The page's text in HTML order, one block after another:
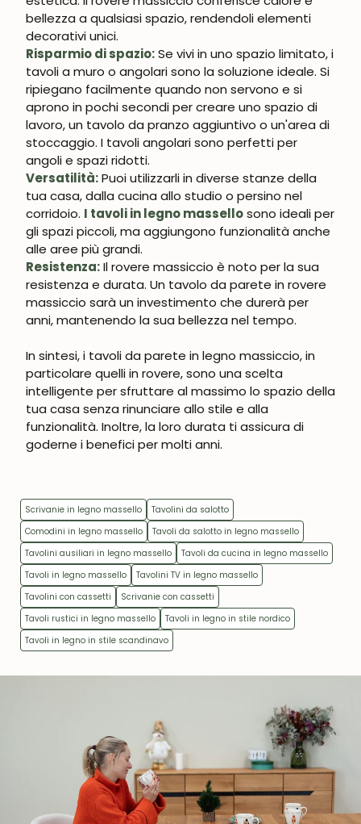
bellezza a qualsiasi spazio, rendendoli elementi
decorativi unici.
Risparmio di spazio:Se vivi in uno spazio limitato, i
tavoli a muro o angolari sono la soluzione ideale. Si
ripiegano facilmente quando non servono e si
aprono in pochi secondi per creare uno spazio di
lavoro, un tavolo da pranzo aggiuntivo o un'area di
stoccaggio. I tavoli angolari sono perfetti per
angoli e spazi ridotti.
Versatilità:Puoi utilizzarli in diverse stanze della
tua casa, dalla cucina allo studio o persino nel
corridoio. I tavoli in legno massellosono ideali per
gli spazi piccoli, ma aggiungono funzionalità anche
alle aree più grandi.
Resistenza:Il rovere massiccio è noto per la sua
resistenza e durata. Un tavolo da parete in rovere
massiccio sarà un investimento che durerà per
anni, mantenendo la sua bellezza nel tempo.
In sintesi, i tavoli da parete in legno massiccio, in
particolare quelli in rovere, sono una scelta
intelligente per sfruttare al massimo lo spazio della
tua casa senza rinunciare allo stile e alla
funzionalità. Inoltre, la loro durata ti assicura di
goderne i benefici per molti anni.
Scrivanie in legno massello
Tavolini da salotto
Comodini in legno massello
Tavoli da salotto in legno massello
Tavolini ausiliari in legno massello
Tavoli da cucina in legno massello
Tavoli in legno massello
Tavolini TV in legno massello
Tavolini con cassetti
Scrivanie con cassetti
Tavoli rustici in legno massello
Tavoli in legno in stile nordico
Tavoli in legno in stile scandinavo
UNISCITI ALLA NOSTRA
COMMUNITY
Ottieni uno sconto del 5%.
Novità e vantaggi riservati agli iscritti.
Iscrivermi